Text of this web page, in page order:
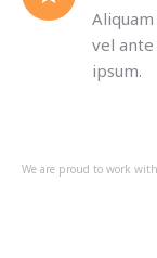
vel ante
ipsum.
We are proud to work with